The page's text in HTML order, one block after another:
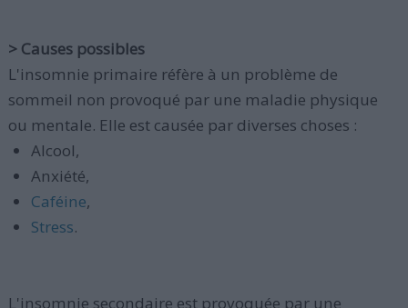
> Causes possibles
L'insomnie primaire réfère à un problème de
sommeil non provoqué par une maladie physique
ou mentale. Elle est causée par diverses choses :
Alcool,
Anxiété,
Caféine,
Stress.
L'insomnie secondaire est provoquée par une